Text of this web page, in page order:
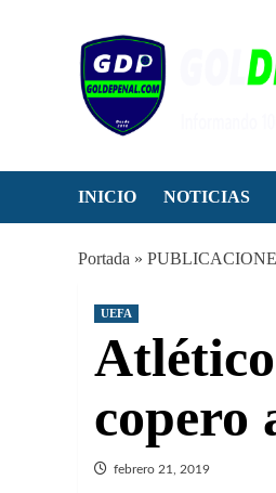
INICIO NOTICIAS
Portada »
UEFA
copero
febrero 21, 2019